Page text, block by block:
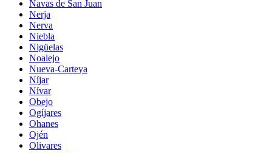
Navas de San Juan
Nerja
Nerva
Niebla
Nigüelas
Noalejo
Nueva-Carteya
Níjar
Nívar
Obejo
Ogíjares
Ohanes
Ojén
Olivares